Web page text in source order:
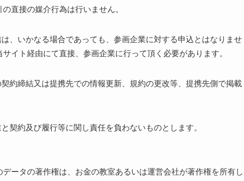
直接の媒介行為は行いません。
、いかなる場合であっても、参画企業に対する申込とはなりませ
イト経由にて直接、参画企業に行って頂く必要があります。
約締結又は提携先での情報更新、規約の更改等、提携先側で掲載
契約及び履行等に関し責任を負わないものとします。
ータの著作権は、お金の教室あるいは運営会社が著作権を所有し